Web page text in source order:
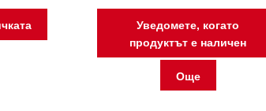
Уведомете, когато
продуктът е наличен
Още